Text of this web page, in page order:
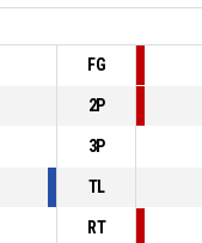
FG
2P
3P
TL
RT